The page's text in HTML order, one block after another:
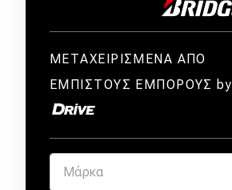
ΜΕΤΑΧΕΙΡΙΣΜΕΝΑ ΑΠΟ
ΕΜΠΙΣΤΟΥΣ ΕΜΠΟΡΟΥΣ by